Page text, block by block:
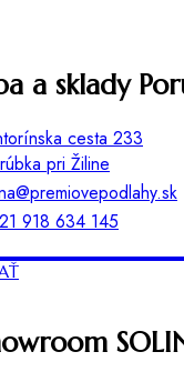
a sklady
cesta 233
pri Žiline
918 634 145